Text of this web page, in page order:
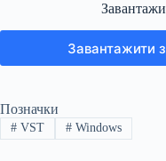
Завантажити
Позначки
#VST #Windows